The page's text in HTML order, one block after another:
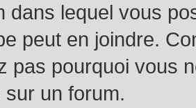
dans lequel vous
peut en joindre.
pas pourquoi vous
sur un forum.